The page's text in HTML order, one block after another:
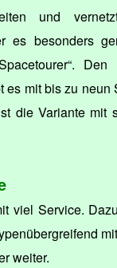
und
es besonders
es mit bis zu neun
die Variante mit
viel Service.
weiter.